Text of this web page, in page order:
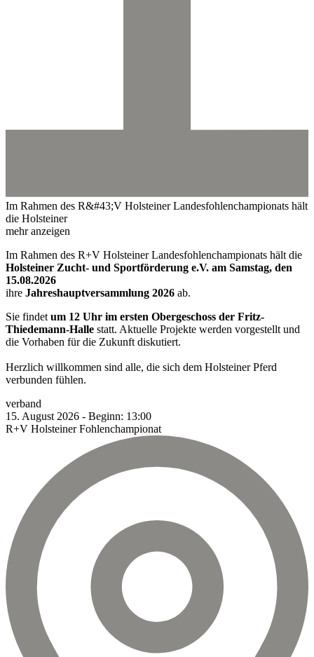
Im Rahmen des R&#43;V Holsteiner Landesfohlenchampionats hält
die Holsteiner
mehr anzeigen
Im Rahmen des R+V Holsteiner Landesfohlenchampionats hält die
Holsteiner Zucht- und Sportförderung e.V. am Samstag, den
15.08.2026
ihre Jahreshauptversammlung 2026 ab.
Sie findet um 12 Uhr im ersten Obergeschoss der Fritz-
Thiedemann-Halle statt. Aktuelle Projekte werden vorgestellt und
die Vorhaben für die Zukunft diskutiert.
Herzlich willkommen sind alle, die sich dem Holsteiner Pferd
verbunden fühlen.
verband
15. August 2026 - Beginn: 13:00
R+V Holsteiner Fohlenchampionat